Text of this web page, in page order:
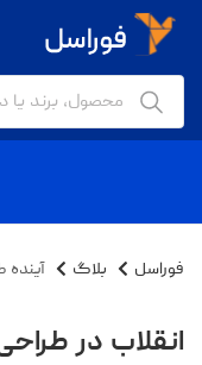
فوراسل بلاگ آینده
انقلاب در